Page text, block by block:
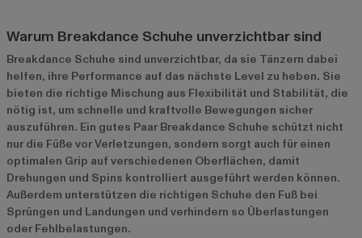
Warum Breakdance Schuhe unverzichtbar sind
Breakdance Schuhe sind unverzichtbar, da sie Tänzern dabei
helfen, ihre Performance auf das nächste Level zu heben. Sie
bieten die richtige Mischung aus Flexibilität und Stabilität, die
nötig ist, um schnelle und kraftvolle Bewegungen sicher
auszuführen. Ein gutes Paar Breakdance Schuhe schützt nicht
nur die Füße vor Verletzungen, sondern sorgt auch für einen
optimalen Grip auf verschiedenen Oberflächen, damit
Drehungen und Spins kontrolliert ausgeführt werden können.
Außerdem unterstützen die richtigen Schuhe den Fuß bei
Sprüngen und Landungen und verhindern so Überlastungen
oder Fehlbelastungen.